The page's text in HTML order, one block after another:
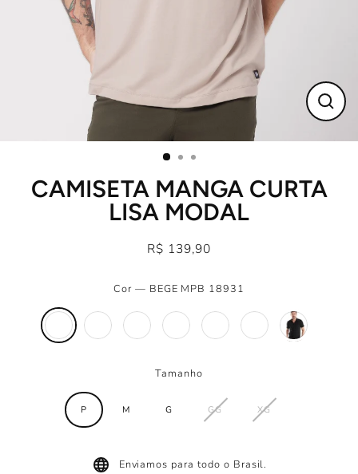
CAMISETA MANGA CURTA
LISA MODAL
Preço
R$ 139,90
Cor — BEGE MPB 18931
Tamanho
P M G GG XG
Enviamos para todo o Brasil.